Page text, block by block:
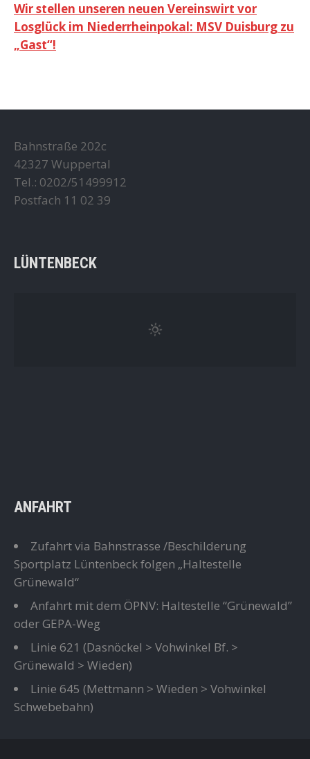
Wir stellen unseren neuen Vereinswirt vor
Losglück im Niederrheinpokal: MSV Duisburg zu
„Gast“!
Bahnstraße 202c
42327 Wuppertal
Tel.: 0202/51499912
Postfach 11 02 39
LÜNTENBECK
ANFAHRT
Zufahrt via Bahnstrasse /Beschilderung
Sportplatz Lüntenbeck folgen „Haltestelle
Grünewald“
Anfahrt mit dem ÖPNV: Haltestelle “Grünewald”
oder GEPA-Weg
Linie 621 (Dasnöckel > Vohwinkel Bf. >
Grünewald > Wieden)
Linie 645 (Mettmann > Wieden > Vohwinkel
Schwebebahn)